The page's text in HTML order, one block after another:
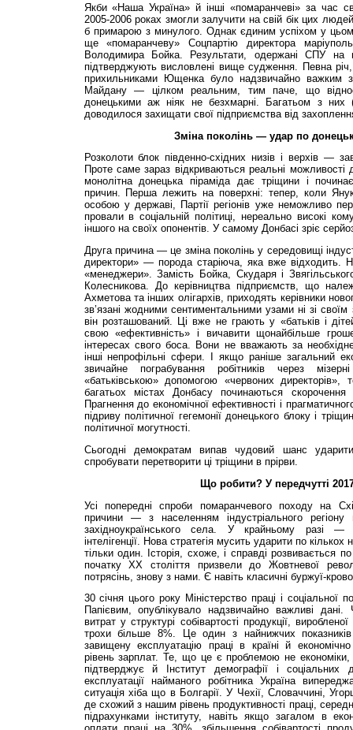
Якби «Наша Україна» й інші «помаранчеві» за час
2005-2006 роках змогли залучити на свій бік цих
б примарою з минулого. Однак єдиним успіхом у
ще «помаранчеву» Соцпартію директора
Володимира Бойка. Результати, одержані СПУ на
підтверджують висловлені вище судження. Певна річ,
прихильниками Ющенка було надзвичайно важким
Майдану — цілком реальним, тим паче, що
донецькими аж ніяк не безхмарні. Багатьом з них
доводилося захищати свої підприємства від
Зміна поколінь — удар по
Розколоти блок південно-східних низів і верхів —
Проте саме зараз відкриваються реальні
монолітна донецька піраміда дає тріщини і
причин. Перша лежить на поверхні: тепер, коли
особою у державі, Партії регіонів уже неможливо
провали в соціальній політиці, нереально високі
іншого на своїх опонентів. У самому Донбасі зріє
Друга причина — це зміна поколінь у середовищі
директори» — порода старіюча, яка вже відходить.
«менеджери». Замість Бойка, Скударя і
Колесникова. До керівництва підприємств, що
Ахметова та інших олігархів, приходять керівники
зв’язані жодними сентиментальними узами ні зі
він розташований. Ці вже не грають у «батьків і
свою «ефективність» і вичавити щонайбільше
інтересах свого боса. Вони не вважають за
інші непрофільні сфери. І якщо раніше загальний
звичайне пограбування робітників через
«батьківською» допомогою «червоних
багатьох містах Донбасу починаються
Прагнення до економічної ефективності і
підриву політичної гегемонії донецького блоку і
політичної могутності.
Сьогодні демократам випав чудовий шанс
спробувати перетворити ці тріщини в прірви.
Що робити? У передчутті
Усі попередні спроби помаранчевого походу на
причини — з населенням індустріального
західноукраїнського села. У крайньому разі —
інтелігенції. Нова стратегія мусить ударити по
тільки один. Історія, схоже, і справді розвивається
початку ХХ століття призвели до Жовтневої
потрясінь, знову з нами. Є навіть класичні буржуї-
30 січня цього року Міністерство праці і
Папієвим, опублікувало надзвичайно важливі дані.
витрат у структурі собівартості продукції,
трохи більше 8%. Це один з найнижчих
завищену експлуатацію праці в країні й
рівень зарплат. Те, що це є проблемою не економіки,
підтверджує й Інститут демографії і
експлуатації найманого робітника Україна
ситуація хіба що в Болгарії. У Чехії, Словаччині,
де схожий з нашим рівень продуктивності праці,
підрахунками інституту, навіть якщо загалом в